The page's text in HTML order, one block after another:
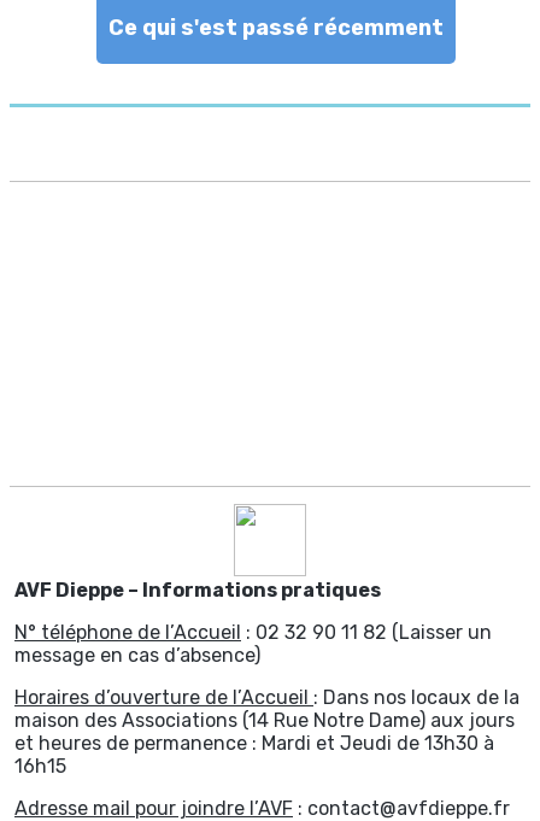
Ce qui s'est passé récemment
AVF Dieppe – Informations pratiques
N° téléphone de l’Accueil : 02 32 90 11 82 (Laisser un
message en cas d’absence)
Horaires d’ouverture de l’Accueil : Dans nos locaux de la
maison des Associations (14 Rue Notre Dame) aux jours
et heures de permanence : Mardi et Jeudi de 13h30 à
16h15
Adresse mail pour joindre l’AVF : contact@avfdieppe.fr